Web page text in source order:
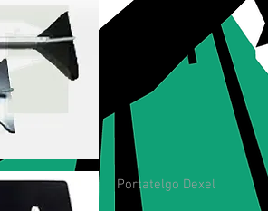
Portatelgo Dexel